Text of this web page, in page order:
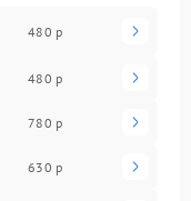
480 р
480 р
780 р
630 р